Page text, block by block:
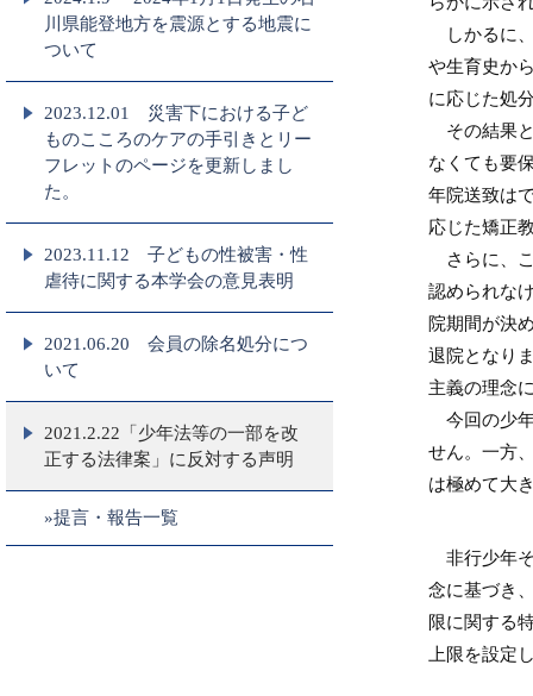
しかるに、
や生育史か
に応じた処
その結果と
なくても要
年院送致は
応じた矯正
さらに、こ
認められな
院期間が決
退院となり
主義の理念
今回の少年
せん。一方
は極めて大
非行少年そ
念に基づき
限に関する
上限を設定
川県能登地方を震源とする地震に
ついて
2023.12.01 災害下における子ど
ものこころのケアの手引きとリー
フレットのページを更新しまし
た。
2023.11.12 子どもの性被害・性
虐待に関する本学会の意見表明
2021.06.20 会員の除名処分につ
いて
2021.2.22「少年法等の一部を改
正する法律案」に反対する声明
»提言・報告一覧